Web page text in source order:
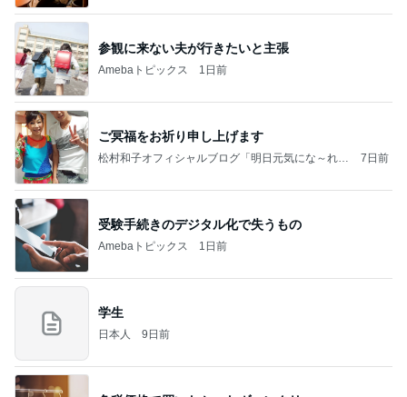
参観に来ない夫が行きたいと主張
Amebaトピックス 1日前
ご冥福をお祈り申し上げます
松村和子オフィシャルブログ「明日元気にな～れ」
7日前
受験手続きのデジタル化で失うもの
Amebaトピックス 1日前
学生
日本人 9日前